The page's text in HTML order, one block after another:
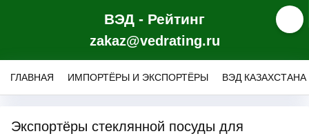
ВЭД - Рейтинг
zakaz@vedrating.ru
ГЛАВНАЯ ИМПОРТЁРЫ И ЭКСПОРТЁРЫ ВЭД КАЗАХСТАНА
Экспортёры стеклянной посуды для